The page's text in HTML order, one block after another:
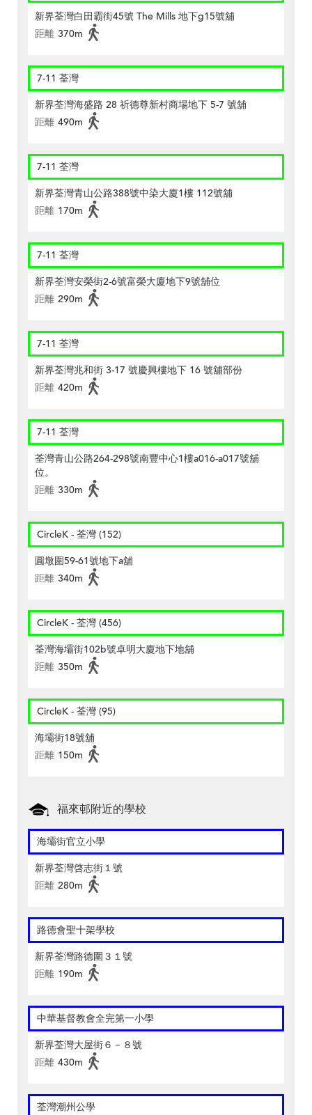
新界荃灣白田霸街45號 The Mills 地下g15號舖
距離 370m
7-11 荃灣
新界荃灣海盛路 28 祈德尊新村商場地下 5-7 號舖
距離 490m
7-11 荃灣
新界荃灣青山公路388號中染大廈1樓 112號舖
距離 170m
7-11 荃灣
新界荃灣安榮街2-6號富榮大廈地下9號舖位
距離 290m
7-11 荃灣
新界荃灣兆和街 3-17 號慶興樓地下 16 號舖部份
距離 420m
7-11 荃灣
荃灣青山公路264-298號南豐中心1樓a016-a017號舖
位。
距離 330m
CircleK - 荃灣 (152)
圓墩圍59-61號地下a舖
距離 340m
CircleK - 荃灣 (456)
荃灣海壩街102b號卓明大廈地下地舖
距離 350m
CircleK - 荃灣 (95)
海壩街18號舖
距離 150m
福來邨附近的學校
海壩街官立小學
新界荃灣啓志街１號
距離 280m
路德會聖十架學校
新界荃灣路德圍３１號
距離 190m
中華基督教會全完第一小學
新界荃灣大屋街６－８號
距離 430m
荃灣潮州公學